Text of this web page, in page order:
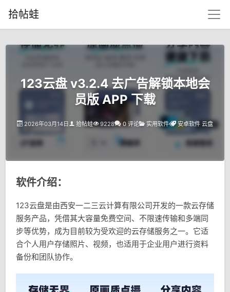
拾帖蛙
123云盘 v3.2.4 去广告解锁本地会
员版 APP 下载
2026年03月14日 拾帖蛙 9228 0 评论 实用软件 安卓软件 云盘
软件介绍：
123云盘是由西安一二三云计算有限公司开发的一款云存储
服务产品，凭借其大容量免费空间、不限速传输和多端同
步等优势，成为目前较为受欢迎的云存储服务之一。它适
合个人用户存储照片、视频，也适用于企业用户进行资料
备份和团队协作。